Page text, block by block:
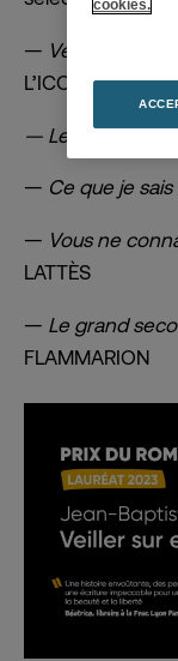
— Veiller sur elle
L’ICONOCLASTE
— Les silences
— Ce que je
— Vous ne
LATTÈS
— Le grand
FLAMMARION
cookies.